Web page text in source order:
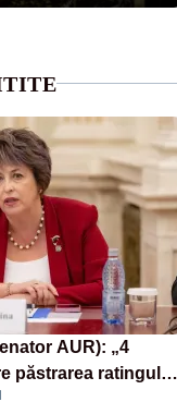
AUR): „4
păstrarea ratingului
pentru